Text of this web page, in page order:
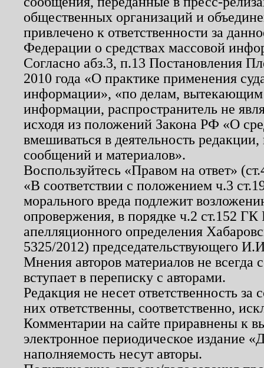
общественных организаций и
привлечено к ответственности за
Федерации о средствах массовой
Согласно абз.3, п.13 Постановления
2010 года «О практике применения
информации», «по делам, вытекающим
информации, распространитель не
исходя из положений Закона РФ «О
вмешиваться в деятельность
сообщений и материалов».
Воспользуйтесь «Правом на ответ»
«В соответствии с положением ч.3
морального вреда подлежит
опровержения, в порядке ч.2 ст.152
апелляционного определения
5325/2012) председательствующего
Мнения авторов материалов не
вступает в переписку с авторами.
Редакция не несет ответственность
них ответственны, соответственно,
Комментарии на сайте приравнены к
электронное периодическое издание
наполняемость несут авторы.